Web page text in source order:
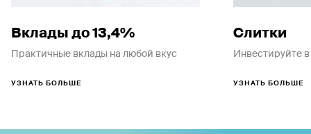
Вклады до 13,4%
Практичные вклады на любой вкус
УЗНАТЬ БОЛЬШЕ
Слитки
Инвестируйте в
УЗНАТЬ БОЛЬШЕ